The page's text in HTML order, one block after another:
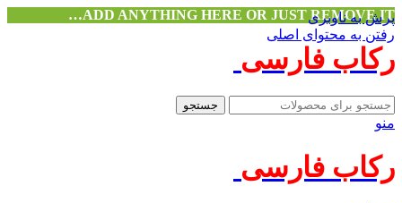
پرش به ناوبری
رفتن به محتوای اصلی
ADD ANYTHING HERE OR JUST REMOVE IT…
رکاب فارسی
جستجو
منو
رکاب فارسی